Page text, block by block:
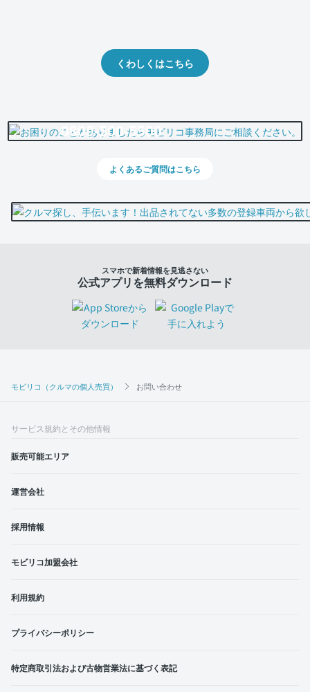
モビリコ（クルマの個人売買） お問い合わせ
くわしくはこちら
0800-500-5500
よくあるご質問はこちら
スマホで新着情報を見逃さない
公式アプリを無料ダウンロード
サービス規約とその他情報
販売可能エリア
運営会社
採用情報
モビリコ加盟会社
利用規約
プライバシーポリシー
特定商取引法および古物営業法に基づく表記